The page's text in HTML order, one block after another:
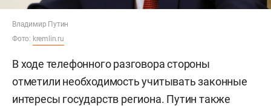
Владимир Путин
Фото: kremlin.ru
В ходе телефонного разговора стороны
отметили необходимость учитывать законные
интересы государств региона. Путин также